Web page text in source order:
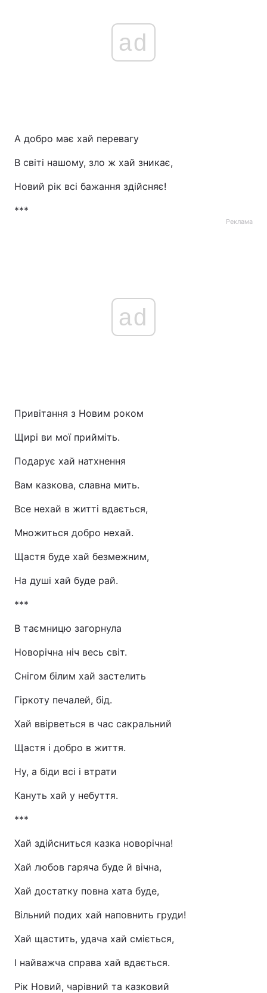
ad
А добро має хай перевагу
В світі нашому, зло ж хай зникає,
Новий рік всі бажання здійсняє!
***
Реклама
ad
Привітання з Новим роком
Щирі ви мої прийміть.
Подарує хай натхнення
Вам казкова, славна мить.
Все нехай в житті вдається,
Множиться добро нехай.
Щастя буде хай безмежним,
На душі хай буде рай.
***
В таємницю загорнула
Новорічна ніч весь світ.
Снігом білим хай застелить
Гіркоту печалей, бід.
Хай ввірветься в час сакральний
Щастя і добро в життя.
Ну, а біди всі і втрати
Кануть хай у небуття.
***
Хай здійсниться казка новорічна!
Хай любов гаряча буде й вічна,
Хай достатку повна хата буде,
Вільний подих хай наповнить груди!
Хай щастить, удача хай сміється,
І найважча справа хай вдається.
Рік Новий, чарівний та казковий